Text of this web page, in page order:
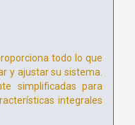
todo lo que
y ajustar su sistema.
simplificadas para
integrales